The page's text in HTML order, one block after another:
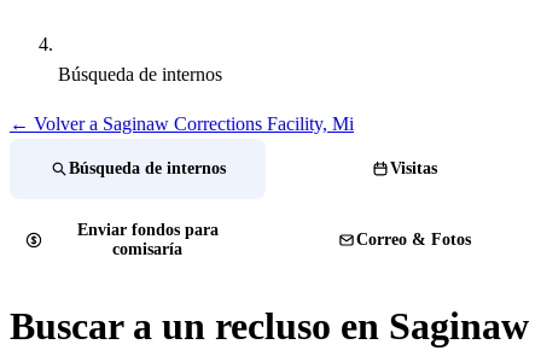
Búsqueda de internos
← Volver a ​Saginaw Corrections Facility, Mi
Búsqueda de internos Visitas
Enviar fondos para
comisaría
Correo & Fotos
Buscar a un recluso en ​Saginaw